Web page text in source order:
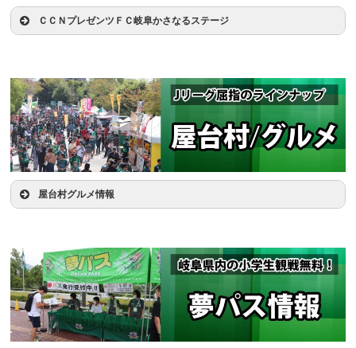
場所 芝生広場
関商工バトントワリング部パフォーマンス
ＣＣＮプレゼンツＦＣ岐阜かさなるステージ
GGGダンスパフォーマンス
屋台村グルメ情報
屋台村グルメ販売
≫屋台村の詳細はこちら